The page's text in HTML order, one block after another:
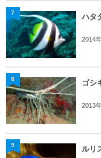
ハタ
2014
7
ゴシ
2013
8
ルリ
9